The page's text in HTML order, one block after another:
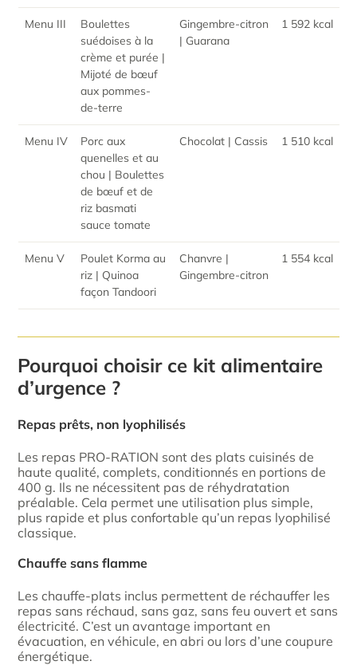
Menu III
Boulettes
suédoises à la
crème et purée |
Mijoté de bœuf
aux pommes-
de-terre
Gingembre-citron
| Guarana
1 592 kcal
Menu IV
Porc aux
quenelles et au
chou | Boulettes
de bœuf et de
riz basmati
sauce tomate
Chocolat | Cassis 1 510 kcal
Menu V
Poulet Korma au
riz | Quinoa
façon Tandoori
Chanvre |
Gingembre-citron
1 554 kcal
Pourquoi choisir ce kit alimentaire
d’urgence ?
Repas prêts, non lyophilisés
Les repas PRO-RATION sont des plats cuisinés de
haute qualité, complets, conditionnés en portions de
400 g. Ils ne nécessitent pas de réhydratation
préalable. Cela permet une utilisation plus simple,
plus rapide et plus confortable qu’un repas lyophilisé
classique.
Chauffe sans flamme
Les chauffe-plats inclus permettent de réchauffer les
repas sans réchaud, sans gaz, sans feu ouvert et sans
électricité. C’est un avantage important en
évacuation, en véhicule, en abri ou lors d’une coupure
énergétique.